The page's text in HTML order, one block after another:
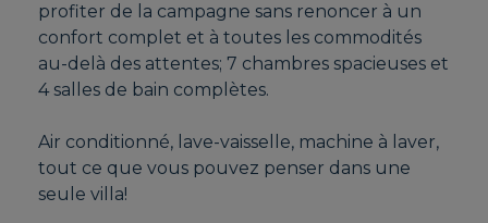
profiter de la campagne sans renoncer à un
confort complet et à toutes les commodités
au-delà des attentes; 7 chambres spacieuses et
4 salles de bain complètes.
Air conditionné, lave-vaisselle, machine à laver,
tout ce que vous pouvez penser dans une
seule villa!